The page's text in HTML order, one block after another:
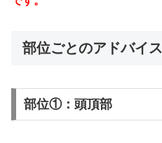
部位ごとのアドバイス
部位①：頭頂部